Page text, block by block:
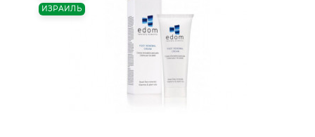
ИЗРАИЛЬ